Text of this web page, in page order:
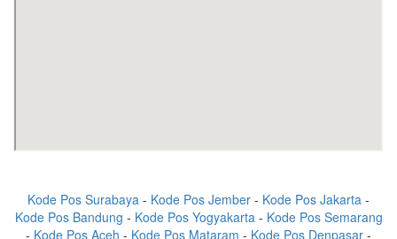
Kode Pos Surabaya - Kode Pos Jember - Kode Pos Jakarta -
Kode Pos Bandung - Kode Pos Yogyakarta- Kode Pos Semarang
- Kode Pos Aceh - Kode Pos Mataram - Kode Pos Denpasar -